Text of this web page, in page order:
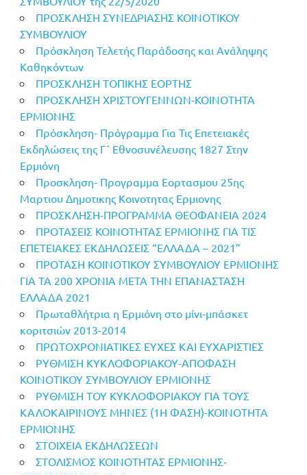
ΠΡΟΣΚΛΗΣΗ ΣΥΝΕΔΡΙΑΣΗΣ ΚΟΙΝΟΤΙΚΟΥ
ΣΥΜΒΟΥΛΙΟΥ
Πρόσκληση Τελετής Παράδοσης και Ανάληψης
Καθηκόντων
ΠΡΟΣΚΛΗΣΗ ΤΟΠΙΚΗΣ ΕΟΡΤΗΣ
ΠΡΟΣΚΛΗΣΗ ΧΡΙΣΤΟΥΓΕΝΝΩΝ-ΚΟΙΝΟΤΗΤΑ
ΕΡΜΙΟΝΗΣ
Πρόσκληση- Πρόγραμμα Για Τις Επετειακές
Εκδηλώσεις της Γ΄ Εθνοσυνέλευσης 1827 Στην
Ερμιόνη
Προσκληση- Προγραμμα Εορτασμου 25ης
Μαρτιου Δημοτικης Κοινοτητας Ερμιονης
ΠΡΟΣΚΛΗΣΗ-ΠΡΟΓΡΑΜΜΑ ΘΕΟΦΑΝΕΙΑ 2024
ΠΡΟΤΑΣΕΙΣ ΚΟΙΝΟΤΗΤΑΣ ΕΡΜΙΟΝΗΣ ΓΙΑ ΤΙΣ
ΕΠΕΤΕΙΑΚΕΣ ΕΚΔΗΛΩΣΕΙΣ “ΕΛΛΑΔΑ – 2021”
ΠΡΟΤΑΣΗ ΚΟΙΝΟΤΙΚΟΥ ΣΥΜΒΟΥΛΙΟΥ ΕΡΜΙΟΝΗΣ
ΓΙΑ ΤΑ 200 ΧΡΟΝΙΑ ΜΕΤΑ ΤΗΝ ΕΠΑΝΑΣΤΑΣΗ
ΕΛΛΑΔΑ 2021
Πρωταθλήτρια η Ερμιόνη στο μίνι-μπάσκετ
κοριτσιών 2013-2014
ΠΡΩΤΟΧΡΟΝΙΑΤΙΚΕΣ ΕΥΧΕΣ ΚΑΙ ΕΥΧΑΡΙΣΤΙΕΣ
ΡΥΘΜΙΣΗ ΚΥΚΛΟΦΟΡΙΑΚΟΥ-ΑΠΟΦΑΣΗ
ΚΟΙΝΟΤΙΚΟΥ ΣΥΜΒΟΥΛΙΟΥ ΕΡΜΙΟΝΗΣ
ΡΥΘΜΙΣΗ ΤΟΥ ΚΥΚΛΟΦΟΡΙΑΚΟΥ ΓΙΑ ΤΟΥΣ
ΚΑΛΟΚΑΙΡΙΝΟΥΣ ΜΗΝΕΣ (1Η ΦΑΣΗ)-ΚΟΙΝΟΤΗΤΑ
ΕΡΜΙΟΝΗΣ
ΣΤΟΙΧΕΙΑ ΕΚΔΗΛΩΣΕΩΝ
ΣΤΟΛΙΣΜΟΣ ΚΟΙΝΟΤΗΤΑΣ ΕΡΜΙΟΝΗΣ-